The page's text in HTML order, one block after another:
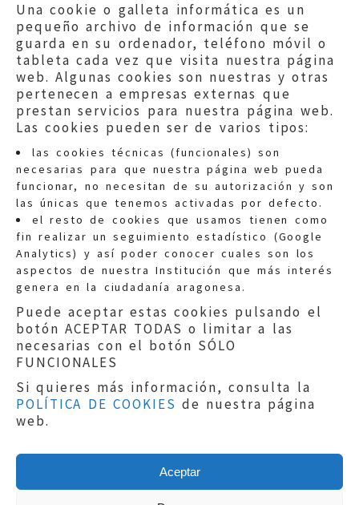
Una cookie o galleta informática es un
pequeño archivo de información que se
guarda en su ordenador, teléfono móvil o
tableta cada vez que visita nuestra página
web. Algunas cookies son nuestras y otras
pertenecen a empresas externas que
prestan servicios para nuestra página web.
Las cookies pueden ser de varios tipos:
las cookies técnicas (funcionales) son
necesarias para que nuestra página web pueda
funcionar, no necesitan de su autorización y son
las únicas que tenemos activadas por defecto.
el resto de cookies que usamos tienen como
fin realizar un seguimiento estadístico (Google
Analytics) y así poder conocer cuales son los
aspectos de nuestra Institución que más interés
genera en la ciudadanía aragonesa.
Puede aceptar estas cookies pulsando el
botón ACEPTAR TODAS o limitar a las
necesarias con el botón SÓLO
FUNCIONALES
Si quieres más información, consulta la
POLÍTICA DE COOKIES de nuestra página
web.
Aceptar
Quejas:quejas@eljusticiadearagon.es
Información general:
informacion@eljusticiadearagon.es
Teléfonos:900 210 210/
Aviso legal|Política de privacidad|
Protección de Datos
Política de cookies
Copyright © 2019El Justicia de Aragón|